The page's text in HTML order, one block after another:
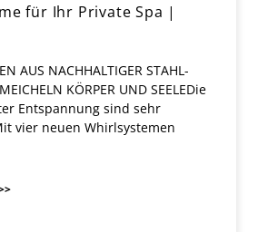
für Ihr Private Spa |
AUS NACHHALTIGER STAHL-
KÖRPER UND SEELEDie
Entspannung sind sehr
vier neuen Whirlsystemen